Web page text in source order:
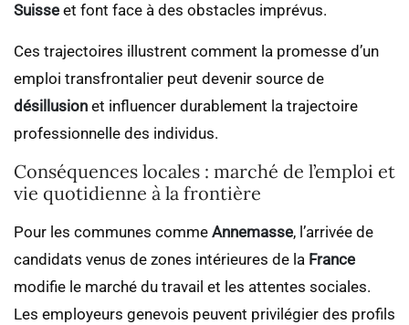
Suisse et font face à des obstacles imprévus.
Ces trajectoires illustrent comment la promesse d’un
emploi transfrontalier peut devenir source de
désillusion et influencer durablement la trajectoire
professionnelle des individus.
Conséquences locales : marché de l’emploi et
vie quotidienne à la frontière
Pour les communes comme Annemasse, l’arrivée de
candidats venus de zones intérieures de la France
modifie le marché du travail et les attentes sociales.
Les employeurs genevois peuvent privilégier des profils